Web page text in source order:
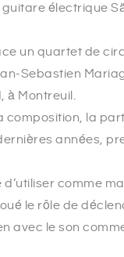
électrique
un quartet de
Sebastien
à Montreuil.
la
années,
comme
le rôle de
avec le son